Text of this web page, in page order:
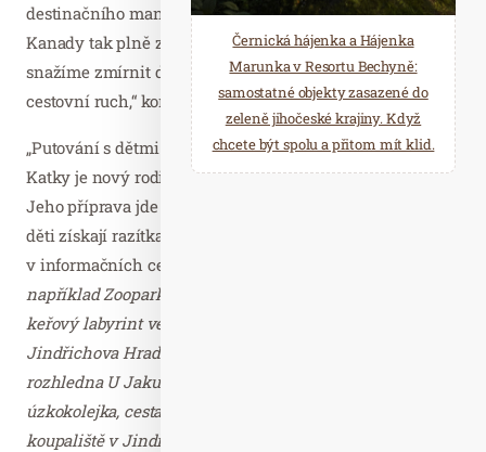
destinačního managementu turistické oblasti České
Kanady tak plně zapadá do komplexu opatření, jimiž se
snažíme zmírnit dopady koronavirové krize na domácí
cestovní ruch,“ konstatoval Polášek.
„Putování s dětmi po České Kanadě“ v doprovodu Čendy a
Katky je nový rodinný průvodce a hra „v jednom balení“.
Jeho příprava jde do finále. Na vybraných atraktivitách
děti získají razítka a za různý počet razítek různé odměny
v informačních centrech oblasti.
například Zoopark Na Hrádečku, Obludiště, největší
keřový labyrint ve střední Evropě v Dolní Pěně u
Jindřichova Hradce, Houbový park a ráj skřítků v Roseči,
rozhledna U Jakuba, Kukuřičné bludiště v Roseči,
úzkokolejka, cesta pohádkovým lesem u Slavonic,
koupaliště v Jindřichově Hradci a Dačicích nebo
Černická hájenka a Hájenka
Marunka v Resortu Bechyně:
samostatné objekty zasazené do
zeleně jihočeské krajiny. Když
chcete být spolu a přitom mít klid.